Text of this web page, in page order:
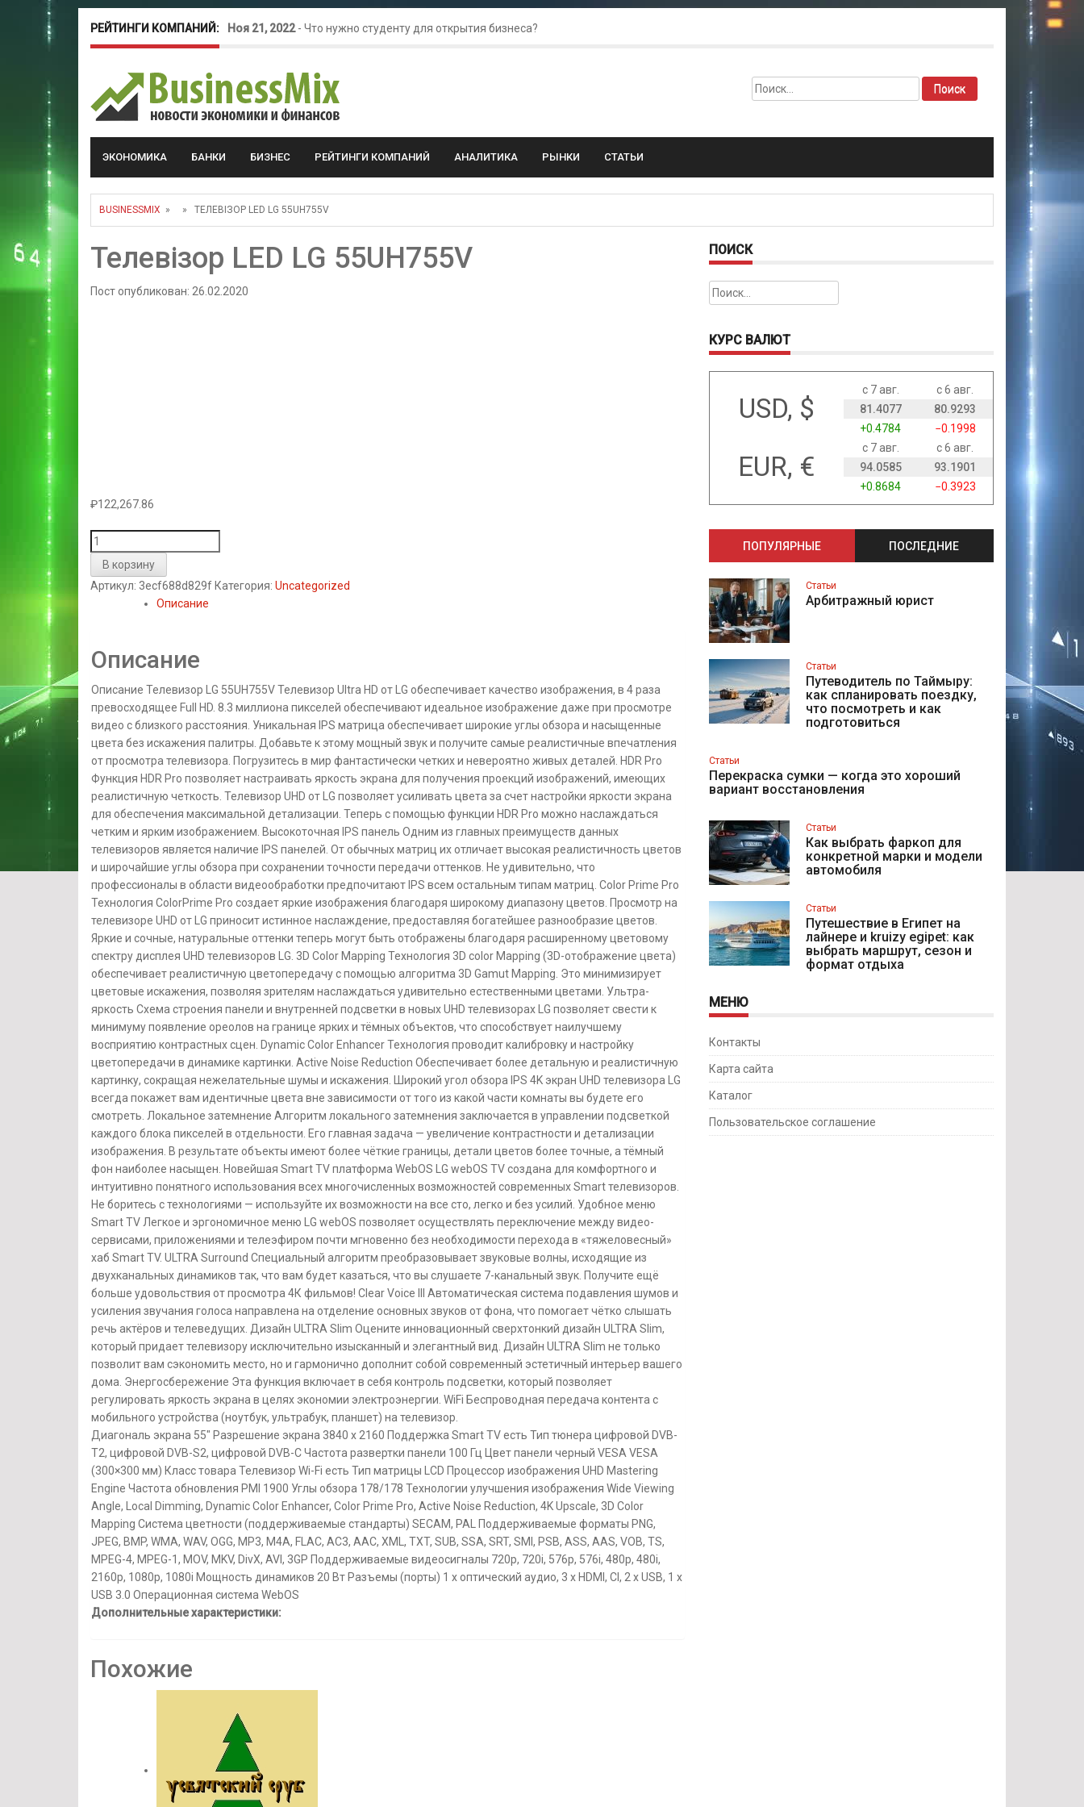
РЕЙТИНГИ КОМПАНИЙ: Ноя 21, 2022- Что нужно студенту для открытия бизнеса?
Май 16, 2022-Курсовые колебания: как защитить свой бизнес?
Найти:
ЭКОНОМИКА БАНКИ БИЗНЕС РЕЙТИНГИ КОМПАНИЙ АНАЛИТИКА РЫНКИ СТАТЬИ
BUSINESSMIX » » ТЕЛЕВІЗОР LED LG 55UH755V
Телевізор LED LG 55UH755V
Пост опубликован: 26.02.2020
₽122,267.86
Количество
товара
Телевізор
LED
В корзину
Артикул: 3ecf688d829f Категория: Uncategorized
Описание
Описание
Описание Телевизор LG 55UH755V Телевизор Ultra HD от LG обеспечивает качество изображения, в 4 раза
превосходящее Full HD. 8.3 миллиона пикселей обеспечивают идеальное изображение даже при просмотре
видео с близкого расстояния. Уникальная IPS матрица обеспечивает широкие углы обзора и насыщенные
цвета без искажения палитры. Добавьте к этому мощный звук и получите самые реалистичные впечатления
от просмотра телевизора. Погрузитесь в мир фантастически четких и невероятно живых деталей. HDR Pro
Функция HDR Pro позволяет настраивать яркость экрана для получения проекций изображений, имеющих
реалистичную четкость. Телевизор UHD от LG позволяет усиливать цвета за счет настройки яркости экрана
для обеспечения максимальной детализации. Теперь с помощью функции HDR Pro можно наслаждаться
четким и ярким изображением. Высокоточная IPS панель Одним из главных преимуществ данных
телевизоров является наличие IPS панелей. От обычных матриц их отличает высокая реалистичность цветов
и широчайшие углы обзора при сохранении точности передачи оттенков. Не удивительно, что
профессионалы в области видеообработки предпочитают IPS всем остальным типам матриц. Color Prime Pro
Технология ColorPrime Pro создает яркие изображения благодаря широкому диапазону цветов. Просмотр на
телевизоре UHD от LG приносит истинное наслаждение, предоставляя богатейшее разнообразие цветов.
Яркие и сочные, натуральные оттенки теперь могут быть отображены благодаря расширенному цветовому
спектру дисплея UHD телевизоров LG. 3D Color Mapping Технология 3D color Mapping (3D-отображение цвета)
обеспечивает реалистичную цветопередачу с помощью алгоритма 3D Gamut Mapping. Это минимизирует
цветовые искажения, позволяя зрителям наслаждаться удивительно естественными цветами. Ультра-
яркость Схема строения панели и внутренней подсветки в новых UHD телевизорах LG позволяет свести к
минимуму появление ореолов на границе ярких и тёмных объектов, что способствует наилучшему
восприятию контрастных сцен. Dynamic Color Enhancer Технология проводит калибровку и настройку
цветопередачи в динамике картинки. Active Noise Reduction Обеспечивает более детальную и реалистичную
картинку, сокращая нежелательные шумы и искажения. Широкий угол обзора IPS 4K экран UHD телевизора LG
всегда покажет вам идентичные цвета вне зависимости от того из какой части комнаты вы будете его
смотреть. Локальное затемнение Алгоритм локального затемнения заключается в управлении подсветкой
каждого блока пикселей в отдельности. Его главная задача — увеличение контрастности и детализации
изображения. В результате объекты имеют более чёткие границы, детали цветов более точные, а тёмный
фон наиболее насыщен. Новейшая Smart TV платформа WebOS LG webOS TV создана для комфортного и
интуитивно понятного использования всех многочисленных возможностей современных Smart телевизоров.
Не боритесь с технологиями — используйте их возможности на все сто, легко и без усилий. Удобное меню
Smart TV Легкое и эргономичное меню LG webOS позволяет осуществлять переключение между видео-
сервисами, приложениями и телеэфиром почти мгновенно без необходимости перехода в «тяжеловесный»
хаб Smart TV. ULTRA Surround Специальный алгоритм преобразовывает звуковые волны, исходящие из
двухканальных динамиков так, что вам будет казаться, что вы слушаете 7-канальный звук. Получите ещё
больше удовольствия от просмотра 4К фильмов! Clear Voice III Автоматическая система подавления шумов и
усиления звучания голоса направлена на отделение основных звуков от фона, что помогает чётко слышать
речь актёров и телеведущих. Дизайн ULTRA Slim Оцените инновационный сверхтонкий дизайн ULTRA Slim,
который придает телевизору исключительно изысканный и элегантный вид. Дизайн ULTRA Slim не только
позволит вам сэкономить место, но и гармонично дополнит собой современный эстетичный интерьер вашего
дома. Энергосбережение Эта функция включает в себя контроль подсветки, который позволяет
регулировать яркость экрана в целях экономии электроэнергии. WiFi Беспроводная передача контента с
мобильного устройства (ноутбук, ультрабук, планшет) на телевизор.
Диагональ экрана 55″ Разрешение экрана 3840 x 2160 Поддержка Smart TV есть Тип тюнера цифровой DVB-
T2, цифровой DVB-S2, цифровой DVB-C Частота развертки панели 100 Гц Цвет панели черный VESA VESA
(300×300 мм) Класс товара Телевизор Wi-Fi есть Тип матрицы LCD Процессор изображения UHD Mastering
Engine Частота обновления PMI 1900 Углы обзора 178/178 Технологии улучшения изображения Wide Viewing
Angle, Local Dimming, Dynamic Color Enhancer, Color Prime Pro, Active Noise Reduction, 4K Upscale, 3D Color
Mapping Система цветности (поддерживаемые стандарты) SECAM, PAL Поддерживаемые форматы PNG,
JPEG, BMP, WMA, WAV, OGG, MP3, M4A, FLAC, AC3, AAC, XML, TXT, SUB, SSA, SRT, SMI, PSB, ASS, AAS, VOB, TS,
MPEG-4, MPEG-1, MOV, MKV, DivX, AVI, 3GP Поддерживаемые видеосигналы 720p, 720i, 576p, 576i, 480p, 480i,
2160p, 1080p, 1080i Мощность динамиков 20 Вт Разъемы (порты) 1 х оптический аудио, 3 х HDMI, CI, 2 х USB, 1 х
USB 3.0 Операционная система WebOS
Дополнительные характеристики:
Похожие
ПОИСК
Найти:
КУРС ВАЛЮТ
USD, $
с 7 авг.
с 6 авг.
81.4077
80.9293
+0.4784
−0.1998
EUR, €
с 7 авг.
с 6 авг.
94.0585
93.1901
+0.8684
−0.3923
ПОПУЛЯРНЫЕ ПОСЛЕДНИЕ
Статьи
Арбитражный юрист
Статьи
Путеводитель по Таймыру:
как спланировать поездку,
что посмотреть и как
подготовиться
Статьи
Перекраска сумки — когда это хороший
вариант восстановления
Статьи
Как выбрать фаркоп для
конкретной марки и модели
автомобиля
Статьи
Путешествие в Египет на
лайнере и kruizy egipet: как
выбрать маршрут, сезон и
формат отдыха
МЕНЮ
Контакты
Карта сайта
Каталог
Пользовательское соглашение